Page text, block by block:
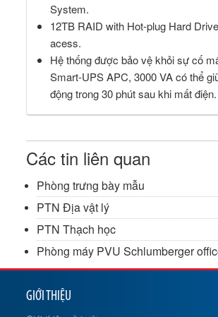
System.
12TB RAID with Hot-plug Hard
acess.
Hệ thống được bảo vệ khỏi sự cố
Smart-UPS APC, 3000 VA có thể
động trong 30 phút sau khi mất điện.
Các tin liên quan
Phòng trưng bày mẫu
PTN Địa vật lý
PTN Thạch học
Phòng máy PVU Schlumberger
GIỚI THIỆU